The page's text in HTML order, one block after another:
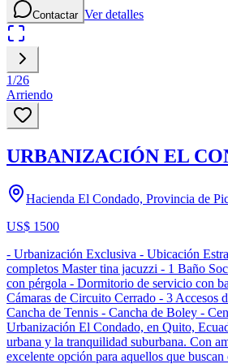
Contactar Ver detalles
1/26
Arriendo
URBANIZACIÓN EL
Hacienda El Condado, Provincia de
US$ 1500
- Urbanización Exclusiva - Ubicación
completos Master tina jacuzzi - 1 Baño
con pérgola - Dormitorio de servicio con
Cámaras de Circuito Cerrado - 3 Accesos
Cancha de Tennis - Cancha de Boley -
Urbanización El Condado, en Quito,
urbana y la tranquilidad suburbana. Con
excelente opción para aquellos que